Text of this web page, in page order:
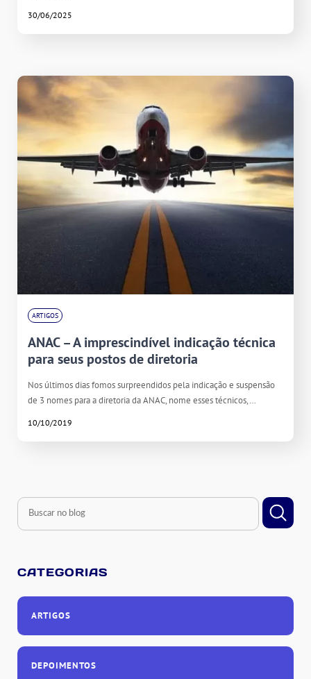
30/06/2025
ARTIGOS
ANAC – A imprescindível indicação técnica
para seus postos de diretoria
Nos últimos dias fomos surpreendidos pela indicação e suspensão
de 3 nomes para a diretoria da ANAC, nome esses técnicos,…
10/10/2019
CATEGORIAS
ARTIGOS
DEPOIMENTOS